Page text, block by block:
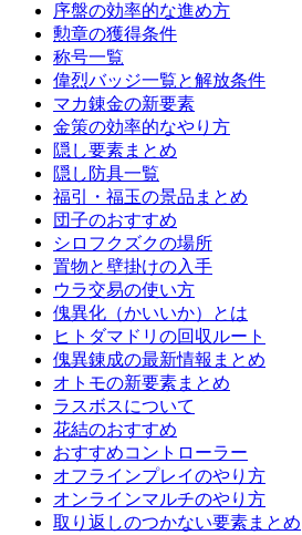
序盤の効率的な進め方
勲章の獲得条件
称号一覧
偉烈バッジ一覧と解放条件
マカ錬金の新要素
金策の効率的なやり方
隠し要素まとめ
隠し防具一覧
福引・福玉の景品まとめ
団子のおすすめ
シロフクズクの場所
置物と壁掛けの入手
ウラ交易の使い方
傀異化（かいいか）とは
ヒトダマドリの回収ルート
傀異錬成の最新情報まとめ
オトモの新要素まとめ
ラスボスについて
花結のおすすめ
おすすめコントローラー
オフラインプレイのやり方
オンラインマルチのやり方
取り返しのつかない要素まとめ